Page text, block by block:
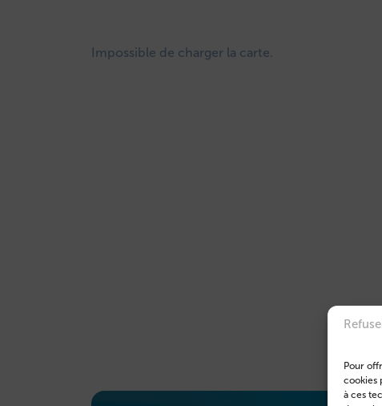
Pour
cookies
à ces
Impossible de charger la carte.